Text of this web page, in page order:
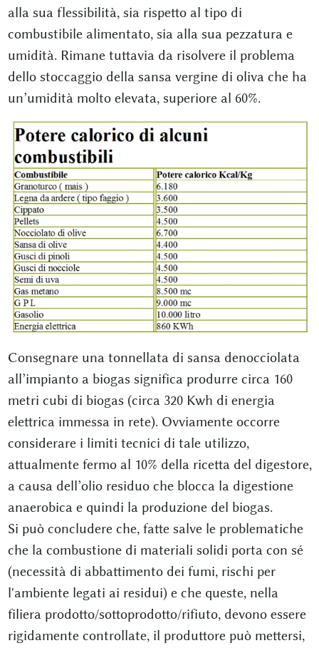
alla sua flessibilità, sia rispetto al tipo di
combustibile alimentato, sia alla sua pezzatura e
umidità. Rimane tuttavia da risolvere il problema
dello stoccaggio della sansa vergine di oliva che ha
un’umidità molto elevata, superiore al 60%.
Consegnare una tonnellata di sansa denocciolata
all’impianto a biogas significa produrre circa 160
metri cubi di biogas (circa 320 Kwh di energia
elettrica immessa in rete). Ovviamente occorre
considerare i limiti tecnici di tale utilizzo,
attualmente fermo al 10% della ricetta del digestore,
a causa dell’olio residuo che blocca la digestione
anaerobica e quindi la produzione del biogas.
Si può concludere che, fatte salve le problematiche
che la combustione di materiali solidi porta con sé
(necessità di abbattimento dei fumi, rischi per
l'ambiente legati ai residui) e che queste, nella
filiera prodotto/sottoprodotto/rifiuto, devono essere
rigidamente controllate, il produttore può mettersi,